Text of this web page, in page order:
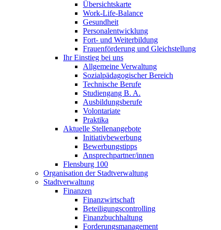
Übersichtskarte
Work-Life-Balance
Gesundheit
Personalentwicklung
Fort- und Weiterbildung
Frauenförderung und Gleichstellung
Ihr Einstieg bei uns
Allgemeine Verwaltung
Sozialpädagogischer Bereich
Technische Berufe
Studiengang B. A.
Ausbildungsberufe
Volontariate
Praktika
Aktuelle Stellenangebote
Initiativbewerbung
Bewerbungstipps
Ansprechpartner/innen
Flensburg 100
Organisation der Stadtverwaltung
Stadtverwaltung
Finanzen
Finanzwirtschaft
Beteiligungscontrolling
Finanzbuchhaltung
Forderungsmanagement